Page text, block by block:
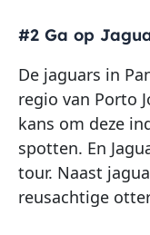
#2 Ga op
De jaguars in
regio van Porto
kans om deze
spotten. En
tour. Naast
reusachtige